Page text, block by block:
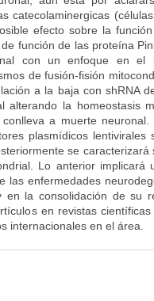
catecolaminergicas
efecto sobre la
función de las proteína
con un enfoque en el
de fusión-fisión
a la baja con shRNA
alterando la homeostasis
a muerte neuronal.
plasmídicos
se
Lo anterior implicará
las enfermedades
la consolidación de su
en revistas
internacionales en el área.